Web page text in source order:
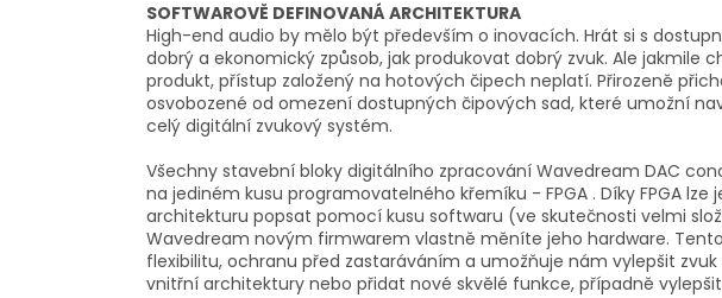
SOFTWAROVĚ DEFINOVANÁ ARCHITEKTURA
High-end audio by mělo být především o inovacích. Hrát si s
dobrý a ekonomický způsob, jak produkovat dobrý zvuk. Ale jakmile
produkt, přístup založený na hotových čipech neplatí. Přirozeně
osvobozené od omezení dostupných čipových sad, které umožní
celý digitální zvukový systém.
Všechny stavební bloky digitálního zpracování Wavedream DAC
na jediném kusu programovatelného křemíku - FPGA . Díky FPGA
architekturu popsat pomocí kusu softwaru (ve skutečnosti velmi
Wavedream novým firmwarem vlastně měníte jeho hardware.
flexibilitu, ochranu před zastaráváním a umožňuje nám vylepšit
vnitřní architektury nebo přidat nové skvělé funkce, případně